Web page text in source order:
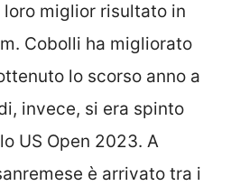
miglior risultato in
Cobolli ha migliorato
lo scorso anno a
invece, si era spinto
US Open 2023. A
è arrivato tra i